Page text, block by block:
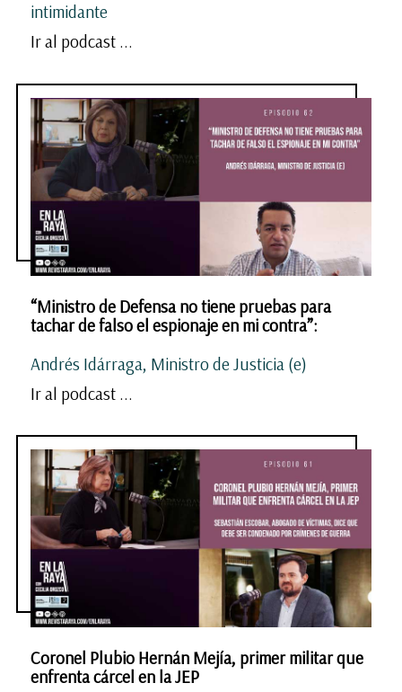
intimidante
Ir al podcast ...
“Ministro de Defensa no tiene pruebas para
tachar de falso el espionaje en mi contra”:
Andrés Idárraga, Ministro de Justicia (e)
Ir al podcast ...
Coronel Plubio Hernán Mejía, primer militar que
enfrenta cárcel en la JEP